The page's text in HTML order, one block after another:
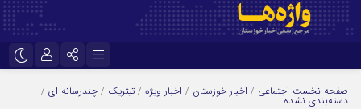
اینستاگرام
تلگرام
صفحه نخست اجتماعی / اخبار خوزستان / اخبار ویژه / تیتریک / چندرسانه ای /
دسته‌بندی نشده